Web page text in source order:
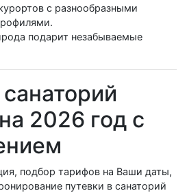
с разнообразными
подарит незабываемые
2026 год с
подбор тарифов на Ваши даты,
путевки в санаторий